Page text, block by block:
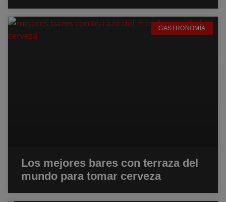
GASTRONOMÍA
Los mejores bares con terraza del
mundo para tomar cerveza